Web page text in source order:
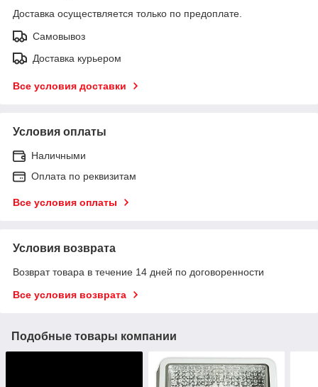
Доставка осуществляется только по предоплате.
Самовывоз
Доставка курьером
Все условия доставки
Условия оплаты
Наличными
Оплата по реквизитам
Все условия оплаты
Условия возврата
Возврат товара в течение 14 дней по договоренности
Все условия возврата
Подобные товары компании